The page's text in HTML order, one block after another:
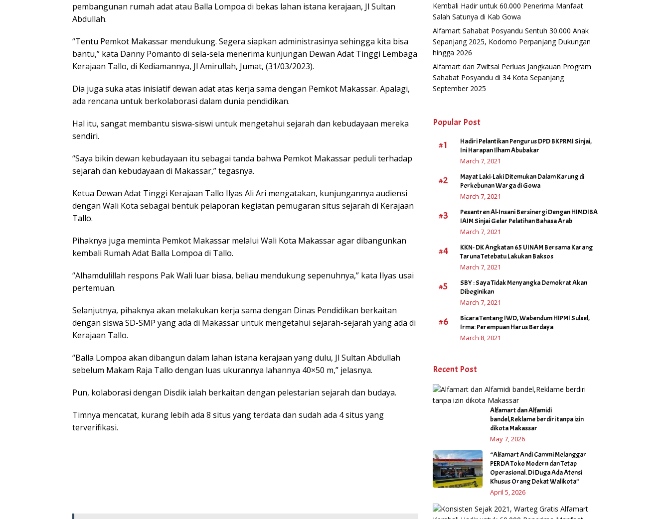
pembangunan rumah adat atau Balla Lompoa di bekas lahan istana kerajaan, Jl Sultan
Abdullah.
“Tentu Pemkot Makassar mendukung. Segera siapkan administrasinya sehingga kita bisa
bantu,” kata Danny Pomanto di sela-sela menerima kunjungan Dewan Adat Tinggi Lembaga
Kerajaan Tallo, di Kediamannya, Jl Amirullah, Jumat, (31/03/2023).
Dia juga suka atas inisiatif dewan adat atas kerja sama dengan Pemkot Makassar. Apalagi,
ada rencana untuk berkolaborasi dalam dunia pendidikan.
Hal itu, sangat membantu siswa-siswi untuk mengetahui sejarah dan kebudayaan mereka
sendiri.
“Saya bikin dewan kebudayaan itu sebagai tanda bahwa Pemkot Makassar peduli terhadap
sejarah dan kebudayaan di Makassar,” tegasnya.
Ketua Dewan Adat Tinggi Kerajaan Tallo Ilyas Ali Ari mengatakan, kunjungannya audiensi
dengan Wali Kota sebagai bentuk pelaporan kegiatan pemugaran situs sejarah di Kerajaan
Tallo.
Pihaknya juga meminta Pemkot Makassar melalui Wali Kota Makassar agar dibangunkan
kembali Rumah Adat Balla Lompoa di Tallo.
“Alhamdulillah respons Pak Wali luar biasa, beliau mendukung sepenuhnya,” kata Ilyas usai
pertemuan.
Selanjutnya, pihaknya akan melakukan kerja sama dengan Dinas Pendidikan berkaitan
dengan siswa SD-SMP yang ada di Makassar untuk mengetahui sejarah-sejarah yang ada di
Kerajaan Tallo.
“Balla Lompoa akan dibangun dalam lahan istana kerajaan yang dulu, Jl Sultan Abdullah
sebelum Makam Raja Tallo dengan luas ukurannya lahannya 40×50 m,” jelasnya.
Pun, kolaborasi dengan Disdik ialah berkaitan dengan pelestarian sejarah dan budaya.
Timnya mencatat, kurang lebih ada 8 situs yang terdata dan sudah ada 4 situs yang
terverifikasi.
Kembali Hadir untuk 60.000 Penerima Manfaat
Salah Satunya di Kab Gowa
Alfamart Sahabat Posyandu Sentuh 30.000 Anak
Sepanjang 2025, Kodomo Perpanjang Dukungan
hingga 2026
Alfamart dan Zwitsal Perluas Jangkauan Program
Sahabat Posyandu di 34 Kota Sepanjang
September 2025
Popular Post
#1
Hadiri Pelantikan Pengurus DPD BKPRMI Sinjai,
Ini Harapan Ilham Abubakar
March 7, 2021
#2
Mayat Laki-Laki Ditemukan Dalam Karung di
Perkebunan Warga di Gowa
March 7, 2021
#3
Pesantren Al-Insani Bersinergi Dengan HIMDIBA
IAIM Sinjai Gelar Pelatihan Bahasa Arab
March 7, 2021
#4
KKN- DK Angkatan 65 UINAM Bersama Karang
Taruna Tetebatu Lakukan Baksos
March 7, 2021
#5
SBY : Saya Tidak Menyangka Demokrat Akan
Dibeginikan
March 7, 2021
#6
Bicara Tentang IWD, Wabendum HIPMI Sulsel,
Irma: Perempuan Harus Berdaya
March 8, 2021
Recent Post
Alfamart dan Alfamidi
bandel,Reklame berdiri tanpa izin
dikota Makassar
May 7, 2026
“Alfamart Andi Cammi Melanggar
PERDA Toko Modern dan Tetap
Operasional. Di Duga Ada Atensi
Khusus Orang Dekat Walikota”
April 5, 2026